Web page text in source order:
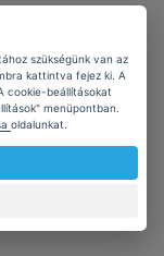
szükségünk van az
kattintva fejez ki. A
cookie-beállításokat
menüpontban.
oldalunkat.